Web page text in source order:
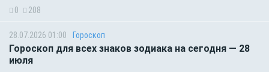
0 208
28.07.2026 01:00 Гороскоп
Гороскоп для всех знаков зодиака на сегодня — 28
июля